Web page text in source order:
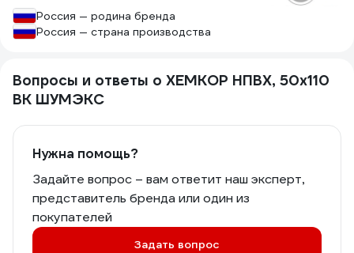
Россия — родина бренда
Россия — страна производства
Вопросы и ответы о ХЕМКОР НПВХ, 50x110
ВК ШУМЭКС
Нужна помощь?
Задайте вопрос – вам ответит наш эксперт,
представитель бренда или один из
покупателей
Задать вопрос